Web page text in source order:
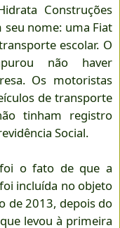
Construções
seu nome: uma Fiat
escolar. O
não haver
Os motoristas
de transporte
tinham registro
Social.
o fato de que a
incluída no objeto
de 2013, depois do
levou à primeira